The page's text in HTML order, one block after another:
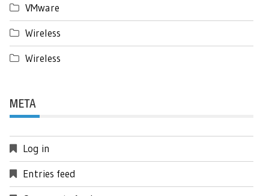
VMware
Wireless
Wireless
META
Log in
Entries feed